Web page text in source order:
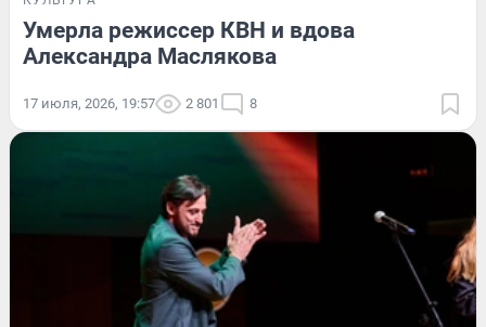
Умерла режиссер КВН и вдова
Александра Маслякова
17 июля, 2026, 19:57 2 801 8